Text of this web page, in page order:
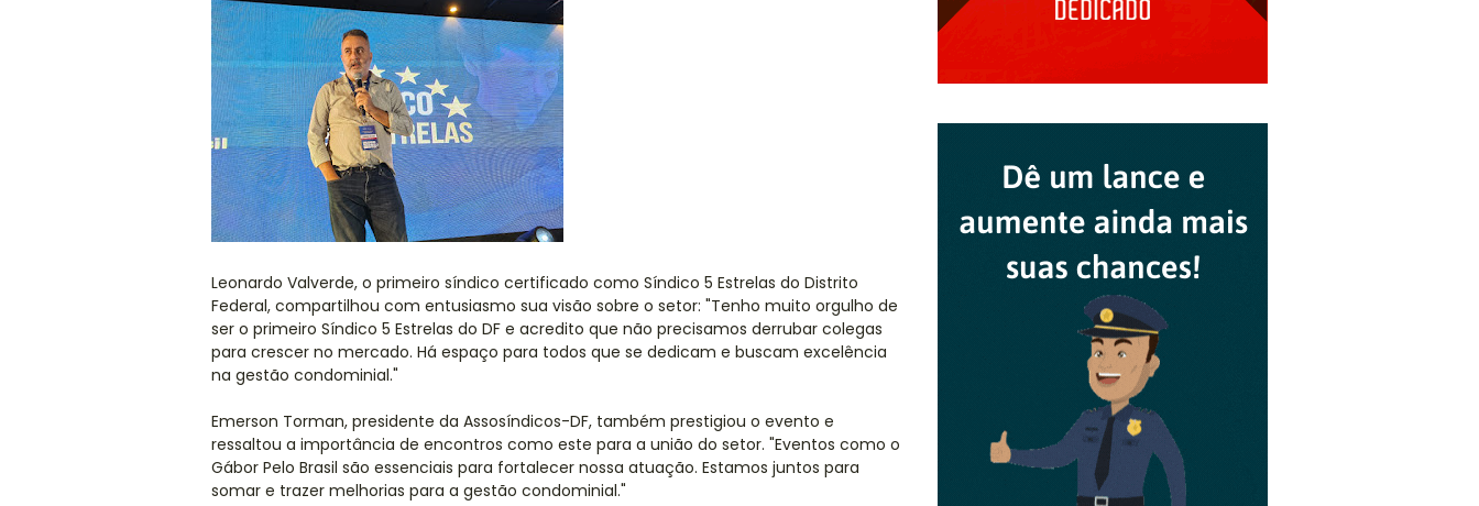
Leonardo Valverde, o primeiro síndico certificado como Síndico 5 Estrelas do Distrito
Federal, compartilhou com entusiasmo sua visão sobre o setor: "Tenho muito orgulho de
ser o primeiro Síndico 5 Estrelas do DF e acredito que não precisamos derrubar colegas
para crescer no mercado. Há espaço para todos que se dedicam e buscam excelência
na gestão condominial."
Emerson Torman, presidente da Assosíndicos-DF, também prestigiou o evento e
ressaltou a importância de encontros como este para a união do setor. "Eventos como o
Gábor Pelo Brasil são essenciais para fortalecer nossa atuação. Estamos juntos para
somar e trazer melhorias para a gestão condominial."